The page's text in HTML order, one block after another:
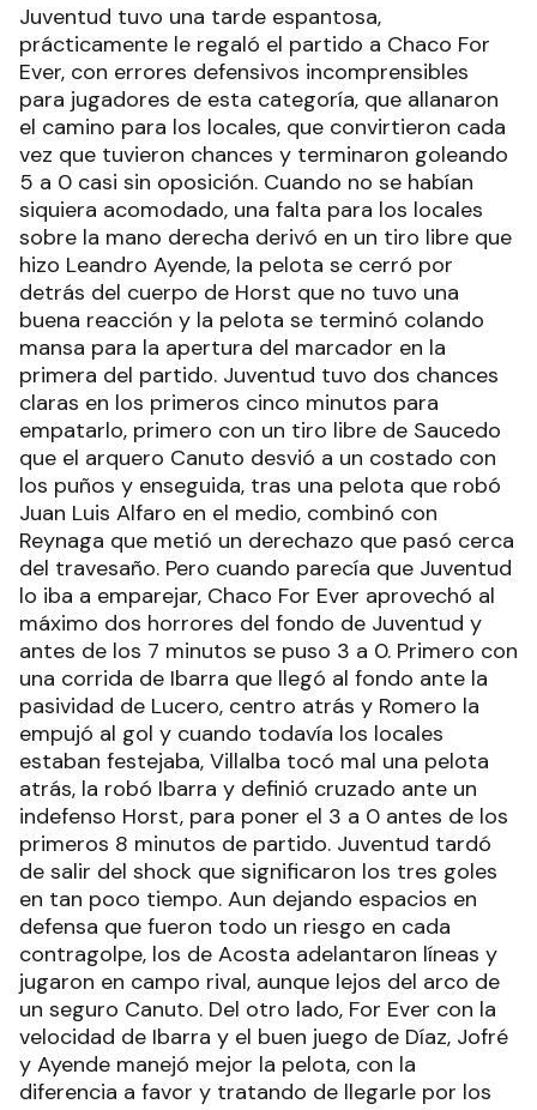
Juventud tuvo una tarde espantosa,
prácticamente le regaló el partido a Chaco For
Ever, con errores defensivos incomprensibles
para jugadores de esta categoría, que allanaron
el camino para los locales, que convirtieron cada
vez que tuvieron chances y terminaron goleando
5 a 0 casi sin oposición. Cuando no se habían
siquiera acomodado, una falta para los locales
sobre la mano derecha derivó en un tiro libre que
hizo Leandro Ayende, la pelota se cerró por
detrás del cuerpo de Horst que no tuvo una
buena reacción y la pelota se terminó colando
mansa para la apertura del marcador en la
primera del partido. Juventud tuvo dos chances
claras en los primeros cinco minutos para
empatarlo, primero con un tiro libre de Saucedo
que el arquero Canuto desvió a un costado con
los puños y enseguida, tras una pelota que robó
Juan Luis Alfaro en el medio, combinó con
Reynaga que metió un derechazo que pasó cerca
del travesaño. Pero cuando parecía que Juventud
lo iba a emparejar, Chaco For Ever aprovechó al
máximo dos horrores del fondo de Juventud y
antes de los 7 minutos se puso 3 a 0. Primero con
una corrida de Ibarra que llegó al fondo ante la
pasividad de Lucero, centro atrás y Romero la
empujó al gol y cuando todavía los locales
estaban festejaba, Villalba tocó mal una pelota
atrás, la robó Ibarra y definió cruzado ante un
indefenso Horst, para poner el 3 a 0 antes de los
primeros 8 minutos de partido. Juventud tardó
de salir del shock que significaron los tres goles
en tan poco tiempo. Aun dejando espacios en
defensa que fueron todo un riesgo en cada
contragolpe, los de Acosta adelantaron líneas y
jugaron en campo rival, aunque lejos del arco de
un seguro Canuto. Del otro lado, For Ever con la
velocidad de Ibarra y el buen juego de Díaz, Jofré
y Ayende manejó mejor la pelota, con la
diferencia a favor y tratando de llegarle por los